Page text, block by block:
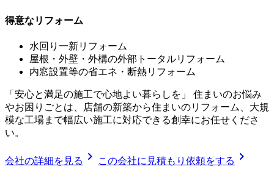
得意なリフォーム
水回り一新リフォーム
屋根・外壁・外構の外部トータルリフォーム
内窓設置等の省エネ・断熱リフォーム
「安心と満足の施工で心地よい暮らしを」 住まいのお悩み
やお困りごとは、店舗の新築から住まいのリフォーム、大規
模な工場まで幅広い施工に対応できる創幸にお任せくださ
い。
会社の詳細を見る chevron_right この会社に見積もり依頼をする chevron_right